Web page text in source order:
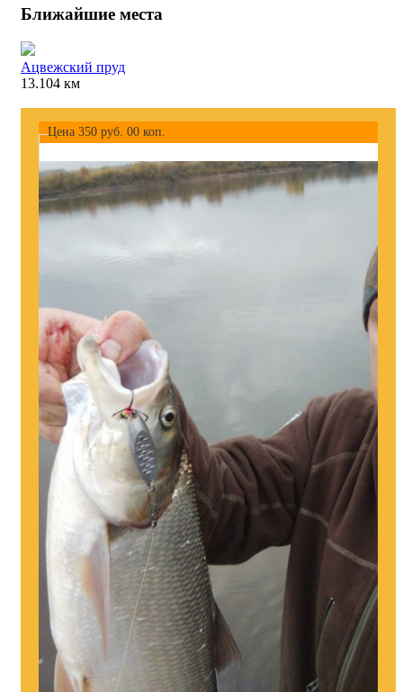
Ближайшие места
Ацвежский пруд
13.104 км
Цена 350 руб. 00 коп.